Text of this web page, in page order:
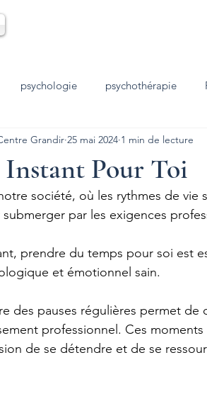
psychologie psychothérapie
Coaching Grossesse
Dépression Stress TOC
trouble du sommeil Accouchement
Pour Toi
Grandir 25 mai 2024 1 min de lecture
société, où les rythmes de vie
submerger par les exigences
prendre du temps pour soi est
et émotionnel sain.
des pauses régulières permet
professionnel. Ces
de se détendre et de se